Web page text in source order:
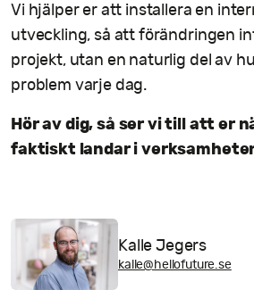
Vi hjälper er att installera en
utveckling, så att förändringen
projekt, utan en naturlig del av
problem varje dag.
Hör av dig, så ser vi till att er
faktiskt landar i
Kalle Jegers
kalle@hellofuture.se